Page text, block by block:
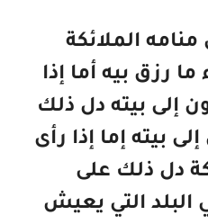
منامه الملائكة
رزق بيه أما إذا
إلى بيته دل ذلك
بيته إما إذا رأى
دل ذلك على
البلد التي يعيش